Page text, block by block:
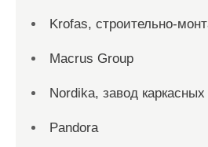
Krofas, строительно-
Macrus Group
Nordika, завод
Pandora